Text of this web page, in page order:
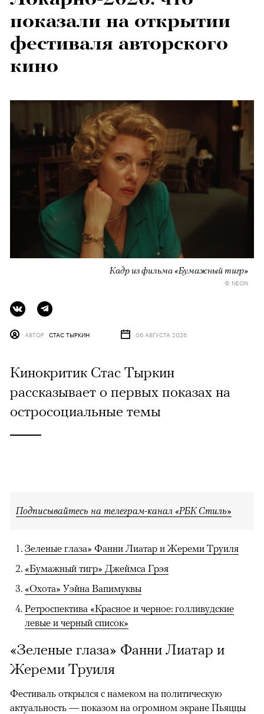
показали на открытии
фестиваля авторского
кино
Кадр из фильма «Бумажный тигр»
© NEON
АВТОР СТАС ТЫРКИН 06 АВГУСТА 2026
Кинокритик Стас Тыркин
рассказывает о первых показах на
остросоциальные темы
Подписывайтесь на телеграм-канал «РБК Стиль»
Зеленые глаза» Фанни Лиатар и Жереми Труиля
«Бумажный тигр» Джеймса Грэя
«Охота» Уэйна Вапимуквы
Ретроспектива «Красное и черное: голливудские
левые и черный список»
«Зеленые глаза» Фанни Лиатар и
Жереми Труиля
Фестиваль открылся с намеком на политическую
актуальность — показом на огромном экране Пьяццы